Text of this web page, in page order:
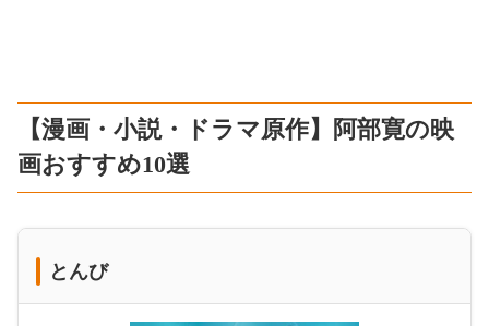
【漫画・小説・ドラマ原作】阿部寛の映
画おすすめ10選
とんび